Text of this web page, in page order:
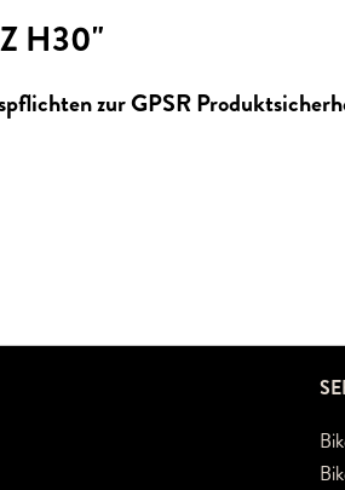
H30"
zur GPSR